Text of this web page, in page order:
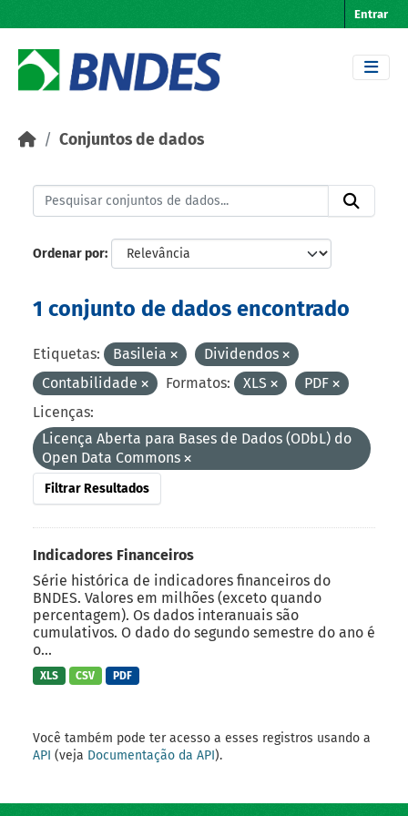
Entrar
Conjuntos de dados
Ordenar por
1 conjunto de dados encontrado
Etiquetas: Basileia
Dividendos
Contabilidade
Formatos: XLS
PDF
Licenças:
Licença Aberta para Bases de Dados (ODbL) do
Open Data Commons
Filtrar Resultados
Indicadores Financeiros
Série histórica de indicadores financeiros do
BNDES. Valores em milhões (exceto quando
percentagem). Os dados interanuais são
cumulativos. O dado do segundo semestre do ano é
o...
XLS CSV PDF
Você também pode ter acesso a esses registros usando a
API (veja Documentação da API).